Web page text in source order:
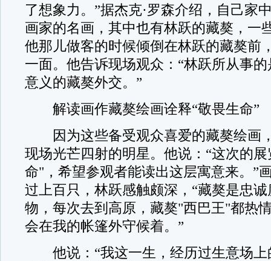
了想象力。”据杰克·罗森介绍，自己家
画家的名画，其中也有林跃的藏獒，一
他那儿做客的时候倾倒在林跃的藏獒前
一面。他告诉现场观众：“林跃所从事
意义的藏獒外交。”
解读画作藏獒绘画诠释“敬畏生命”
因为这些备受观众喜爱的藏獒绘画
现场光芒四射的明星。他说：“这次的
命"，希望参观者能读出这层寓意来。”
过上百只，林跃感触颇深，“藏獒是忠
物，每次去到高原，藏獒"西巴王"都热
会在我的帐篷外守候着。”
他说：“我这一生，经历过生意场上